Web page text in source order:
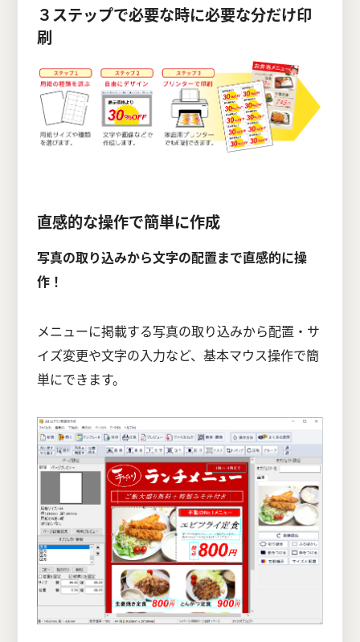
３ステップで必要な時に必要な分だけ印
刷
直感的な操作で簡単に作成
写真の取り込みから文字の配置まで直感的に操
作！
メニューに掲載する写真の取り込みから配置・サ
イズ変更や文字の入力など、基本マウス操作で簡
単にできます。